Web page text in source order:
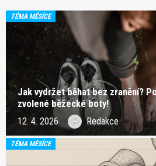
TÉMA MĚSÍCE
Jak vydržet běhat bez zranění?
zvolené běžecké boty!
12. 4. 2026 Redakce
TÉMA MĚSÍCE